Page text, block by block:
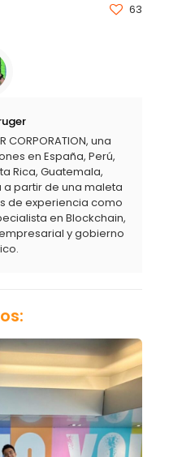
63
CORPORATION, una
en España, Perú,
Rica, Guatemala,
a partir de una maleta
de experiencia como
en Blockchain,
y gobierno